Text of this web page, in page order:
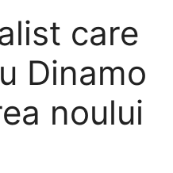
care
Dinamo
noului